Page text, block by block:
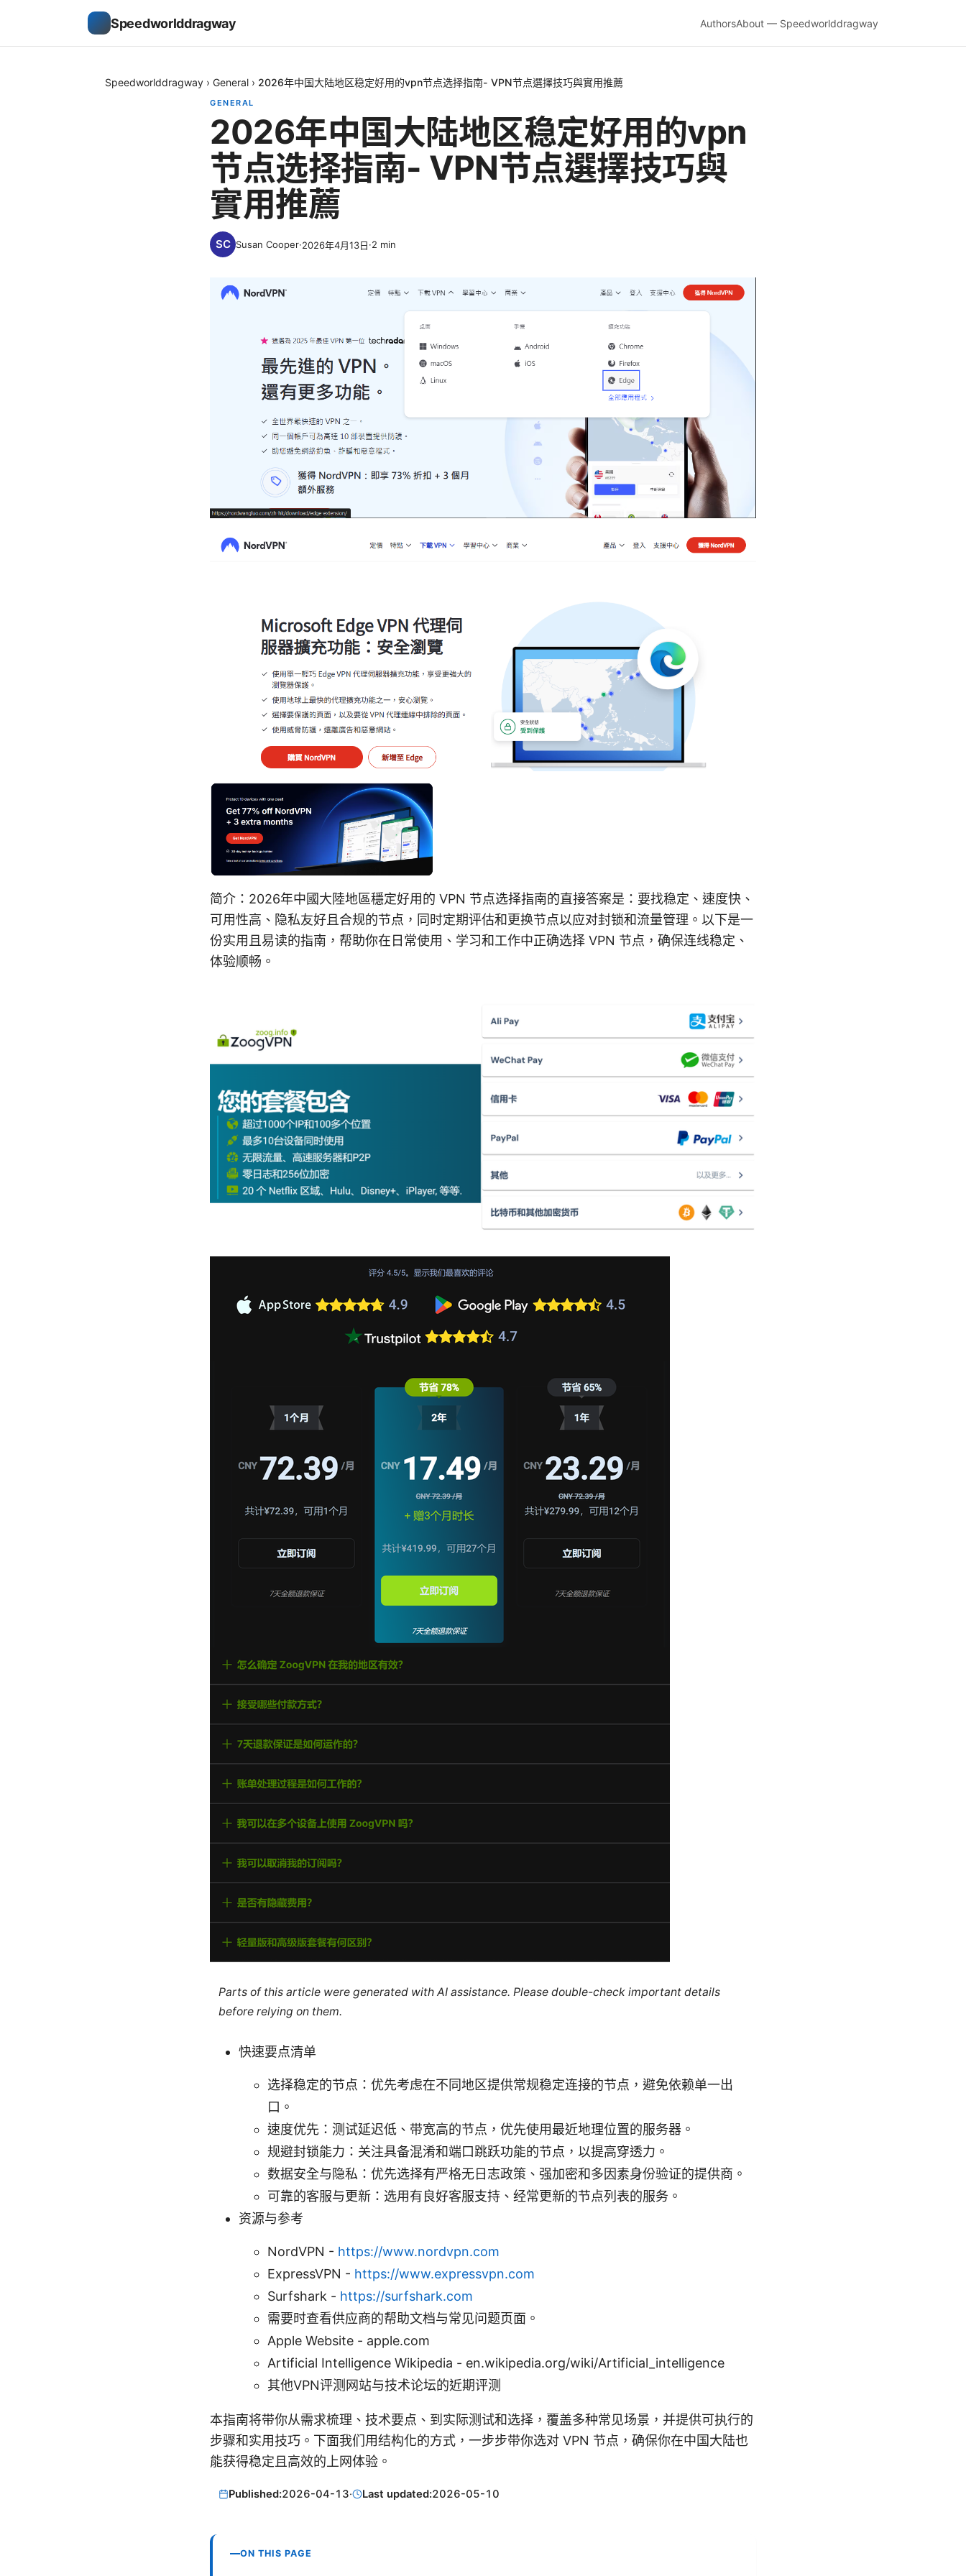
Speedworlddragway AuthorsAbout — Speedworlddragway
Speedworlddragway › General › 2026年中国大陆地区稳定好用的vpn节点选择指南- VPN节点選擇技巧與實用推薦
GENERAL
2026年中国大陆地区稳定好用的vpn
节点选择指南- VPN节点選擇技巧與
實用推薦
Susan Cooper·2026年4月13日·2 min
简介：2026年中國大陸地區穩定好用的 VPN 节点选择指南的直接答案是：要找稳定、速度快、
可用性高、隐私友好且合规的节点，同时定期评估和更换节点以应对封锁和流量管理。以下是一
份实用且易读的指南，帮助你在日常使用、学习和工作中正确选择 VPN 节点，确保连线稳定、
体验顺畅。
Parts of this article were generated with AI assistance. Please double-check important details
before relying on them.
快速要点清单
选择稳定的节点：优先考虑在不同地区提供常规稳定连接的节点，避免依赖单一出
口。
速度优先：测试延迟低、带宽高的节点，优先使用最近地理位置的服务器。
规避封锁能力：关注具备混淆和端口跳跃功能的节点，以提高穿透力。
数据安全与隐私：优先选择有严格无日志政策、强加密和多因素身份验证的提供商。
可靠的客服与更新：选用有良好客服支持、经常更新的节点列表的服务。
资源与参考
NordVPN - https://www.nordvpn.com
ExpressVPN - https://www.expressvpn.com
Surfshark - https://surfshark.com
需要时查看供应商的帮助文档与常见问题页面。
Apple Website - apple.com
Artificial Intelligence Wikipedia - en.wikipedia.org/wiki/Artificial_intelligence
其他VPN评测网站与技术论坛的近期评测
本指南将带你从需求梳理、技术要点、到实际测试和选择，覆盖多种常见场景，并提供可执行的
步骤和实用技巧。下面我们用结构化的方式，一步步带你选对 VPN 节点，确保你在中国大陆也
能获得稳定且高效的上网体验。
Published:2026-04-13· Last updated:2026-05-10
ON THIS PAGE